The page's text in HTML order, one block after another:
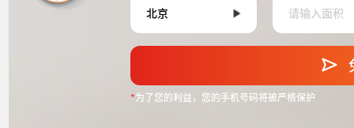
*为了您的利益，您的手机号码将被严格保护